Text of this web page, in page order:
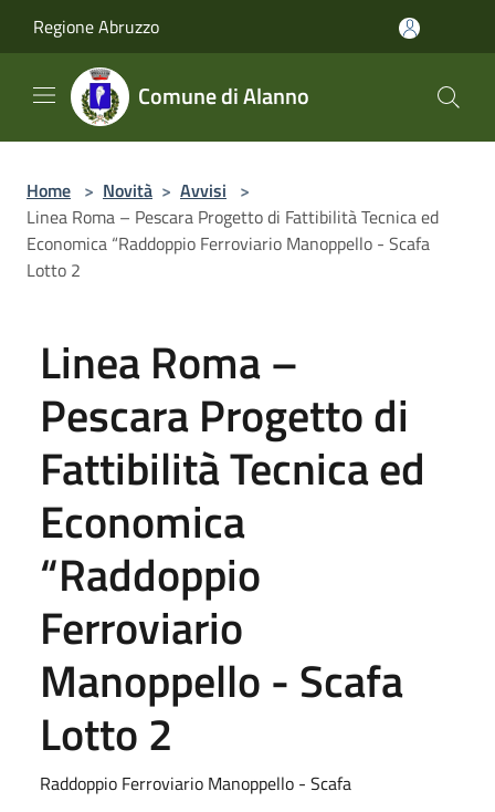
Regione Abruzzo
Comune di Alanno
Home > Novità > Avvisi >
Linea Roma – Pescara Progetto di Fattibilità Tecnica ed
Economica “Raddoppio Ferroviario Manoppello - Scafa
Lotto 2
Linea Roma –
Pescara Progetto di
Fattibilità Tecnica ed
Economica
“Raddoppio
Ferroviario
Manoppello - Scafa
Lotto 2
Raddoppio Ferroviario Manoppello - Scafa